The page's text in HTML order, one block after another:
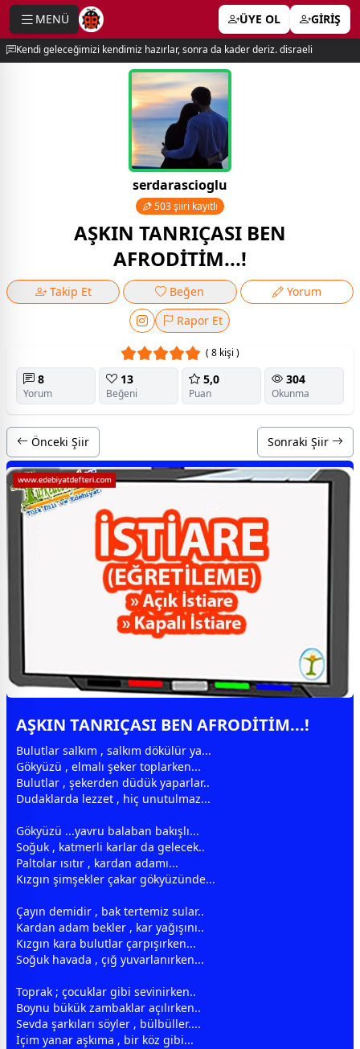
MENÜ ÜYE OL GİRİŞ
Kendi geleceğimizi kendimiz hazırlar, sonra da kader deriz. disraeli
serdarascioglu
503 şiiri kayıtlı
AŞKIN TANRIÇASI BEN
AFRODİTİM...!
Takip Et Beğen
Yorum
Rapor Et
( 8 kişi )
8
Yorum
13
Beğeni
5,0
Puan
304
Okunma
Önceki Şiir Sonraki Şiir
AŞKIN TANRIÇASI BEN AFRODİTİM...!
Bulutlar salkım , salkım dökülür ya...
Gökyüzü , elmalı şeker toplarken...
Bulutlar , şekerden düdük yaparlar..
Dudaklarda lezzet , hiç unutulmaz...
Gökyüzü ...yavru balaban bakışlı...
Soğuk , katmerli karlar da gelecek..
Paltolar ısıtır , kardan adamı...
Kızgın şimşekler çakar gökyüzünde...
Çayın demidir , bak tertemiz sular..
Kardan adam bekler , kar yağışını..
Kızgın kara bulutlar çarpışırken...
Soğuk havada , çığ yuvarlanırken...
Toprak ; çocuklar gibi sevinirken..
Boynu bükük zambaklar açılırken..
Sevda şarkıları söyler , bülbüller....
İçim yanar aşkıma , bir köz gibi...
menu